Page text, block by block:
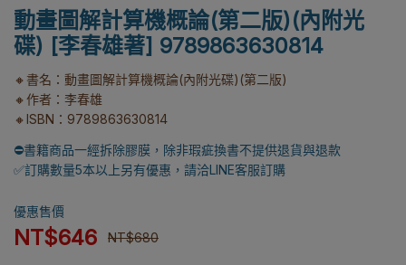
動畫圖解計算機概論(第二版)(內附光
碟) [李春雄著] 9789863630814
🔸書名：動畫圖解計算機概論(內附光碟)(第二版)
🔸作者：李春雄
🔸ISBN：9789863630814
⛔書籍商品一經拆除膠膜，除非瑕疵換書不提供退貨與退款
✅訂購數量5本以上另有優惠，請洽LINE客服訂購
優惠售價
NT$646 NT$680